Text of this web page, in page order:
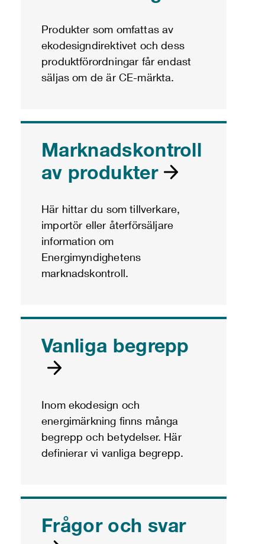
Produkter som omfattas av
ekodesigndirektivet och dess
produktförordningar får endast
säljas om de är CE-märkta.
Marknadskontroll
av produkter
Här hittar du som tillverkare,
importör eller återförsäljare
information om
Energimyndighetens
marknadskontroll.
Vanliga begrepp
Inom ekodesign och
energimärkning finns många
begrepp och betydelser. Här
definierar vi vanliga begrepp.
Frågor och svar